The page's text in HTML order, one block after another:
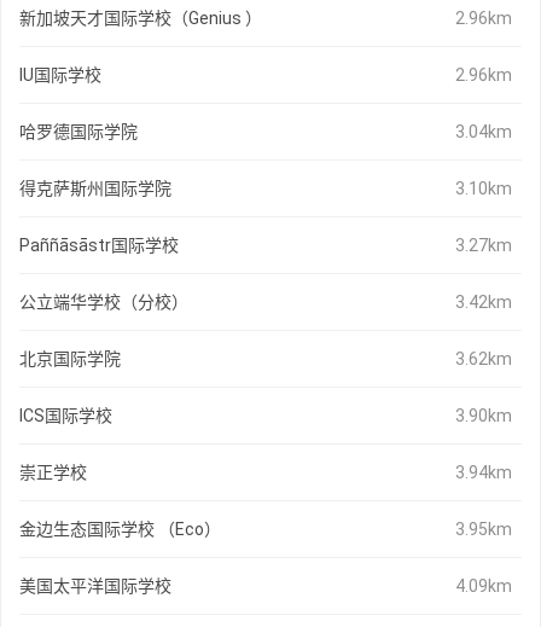
新加坡天才国际学校（Genius ） 2.96km
IU国际学校 2.96km
哈罗德国际学院 3.04km
得克萨斯州国际学院 3.10km
Paññāsāstr国际学校 3.27km
公立端华学校（分校） 3.42km
北京国际学院 3.62km
ICS国际学校 3.90km
崇正学校 3.94km
金边生态国际学校 （Eco） 3.95km
美国太平洋国际学校 4.09km